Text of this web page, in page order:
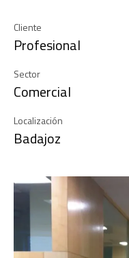
Cliente
Profesional
Sector
Comercial
Localización
Badajoz